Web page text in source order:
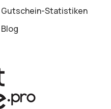
Gutschein-Statistiken
Blog